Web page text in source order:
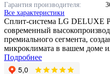
Гарантия производителя:
Все характеристики
Сплит-система LG DELUXE
современный
премиального сегмента,
микроклимата в вашем доме
Подробнее